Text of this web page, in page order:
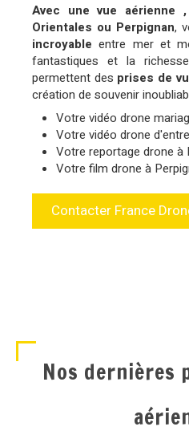
Avec une vue aérienne
Orientales ou Perpignan,
incroyable entre mer et
fantastiques et la
permettent des prises de
création de souvenir
Votre vidéo drone
Votre vidéo drone
Votre reportage drone à
Votre film drone à
Contacter France
Nos dernières